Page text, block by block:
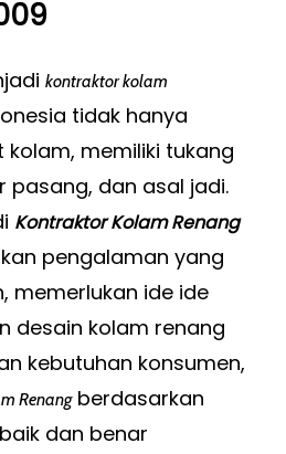
kontraktor kolam
tidak hanya
memiliki tukang
pasang, dan asal jadi.
Kontraktor Kolam Renang
pengalaman yang
memerlukan ide ide
desain kolam renang
kebutuhan konsumen,
Renangberdasarkan
dan benar